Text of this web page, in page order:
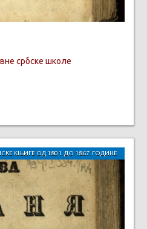
србске школе
КЊИГЕ ОД 1801. ДО 1867. ГОДИНЕ